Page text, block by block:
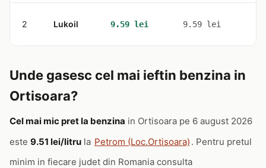
2 Lukoil 9.59 lei 9.59 lei
Unde gasesc cel mai ieftin benzina in
Ortisoara?
Cel mai mic pret la benzina in Ortisoara pe 6 august 2026
este 9.51 lei/litru la Petrom (Loc.Ortisoara) . Pentru pretul
minim in fiecare judet din Romania consulta